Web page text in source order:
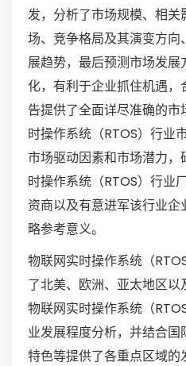
发，分析了市场规模、相
场、竞争格局及其演变方
展趋势，最后预测市场发
化，有利于企业抓住机遇
告提供了全面详尽准确的
时操作系统（RTOS）行业
市场驱动因素和市场潜力
时操作系统（RTOS）行业
资商以及有意进军该行业
略参考意义。
物联网实时操作系统（
了北美、欧洲、亚太地区
物联网实时操作系统（
业发展程度分析，并结合
特色等提供了各重点区域